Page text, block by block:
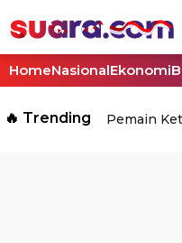
HomeNasionalEkonomi
🔥 Trending Pemain